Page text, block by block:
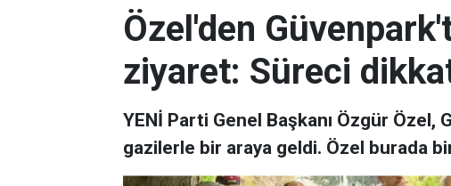
Özel'den
ziyaret: Süreci
YENİ Parti Genel Başkanı Özgür Özel,
gazilerle bir araya geldi. Özel burada